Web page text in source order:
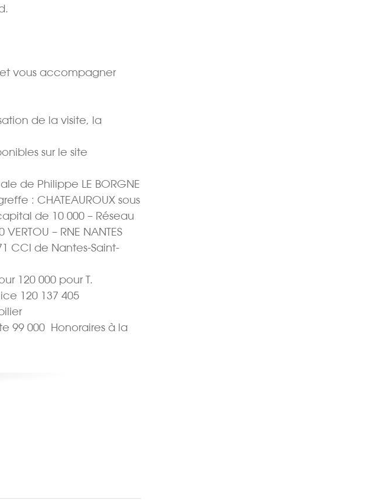
et vous accompagner
de la visite, la
sur le site
de Philippe LE BORGNE
: CHATEAUROUX sous
de 10 000 – Réseau
– RNE NANTES
CCI de Nantes-Saint-
120 000 pour T.
120 137 405
99 000  Honoraires à la